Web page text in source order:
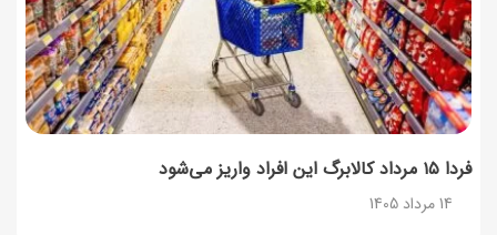
فردا ۱۵ مرداد کالابرگ این افراد واریز می‌شود
14 مرداد 1405